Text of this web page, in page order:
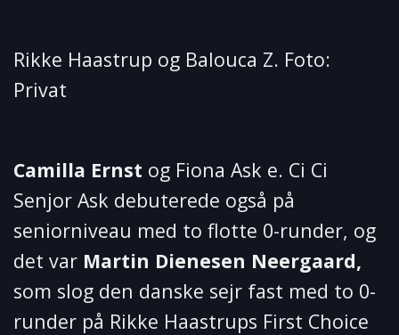
Rikke Haastrup og Balouca Z. Foto:
Privat
Camilla Ernst og Fiona Ask e. Ci Ci
Senjor Ask debuterede også på
seniorniveau med to flotte 0-runder, og
det var Martin Dienesen Neergaard,
som slog den danske sejr fast med to 0-
runder på Rikke Haastrups First Choice